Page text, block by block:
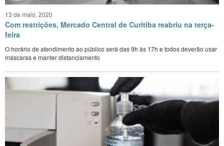
13 de maio, 2020
Com restrições, Mercado Central de Curitiba reabriu na terça-
feira
O horário de atendimento ao público será das 9h às 17h e todos deverão usar
máscaras e manter distanciamento